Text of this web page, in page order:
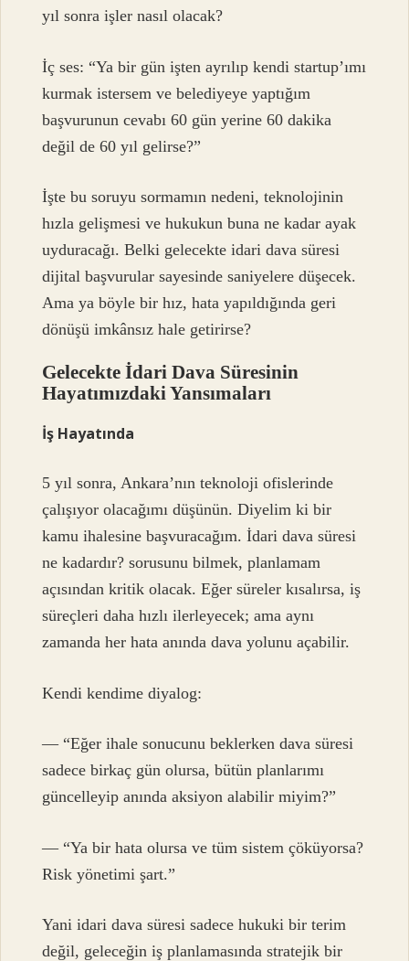
yıl sonra işler nasıl olacak?
İç ses: “Ya bir gün işten ayrılıp kendi startup’ımı
kurmak istersem ve belediyeye yaptığım
başvurunun cevabı 60 gün yerine 60 dakika
değil de 60 yıl gelirse?”
İşte bu soruyu sormamın nedeni, teknolojinin
hızla gelişmesi ve hukukun buna ne kadar ayak
uyduracağı. Belki gelecekte idari dava süresi
dijital başvurular sayesinde saniyelere düşecek.
Ama ya böyle bir hız, hata yapıldığında geri
dönüşü imkânsız hale getirirse?
Gelecekte İdari Dava Süresinin
Hayatımızdaki Yansımaları
İş Hayatında
5 yıl sonra, Ankara’nın teknoloji ofislerinde
çalışıyor olacağımı düşünün. Diyelim ki bir
kamu ihalesine başvuracağım. İdari dava süresi
ne kadardır? sorusunu bilmek, planlamam
açısından kritik olacak. Eğer süreler kısalırsa, iş
süreçleri daha hızlı ilerleyecek; ama aynı
zamanda her hata anında dava yolunu açabilir.
Kendi kendime diyalog:
— “Eğer ihale sonucunu beklerken dava süresi
sadece birkaç gün olursa, bütün planlarımı
güncelleyip anında aksiyon alabilir miyim?”
— “Ya bir hata olursa ve tüm sistem çöküyorsa?
Risk yönetimi şart.”
Yani idari dava süresi sadece hukuki bir terim
değil, geleceğin iş planlamasında stratejik bir